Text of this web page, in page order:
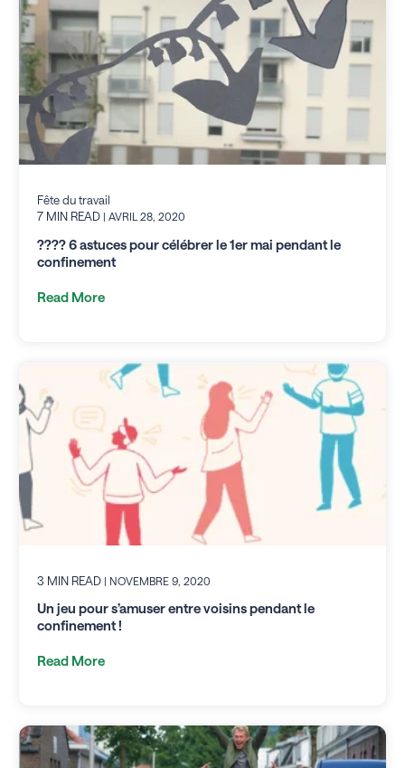
Fête du travail
7 MIN READ | AVRIL 28, 2020
???? 6 astuces pour célébrer le 1er mai pendant le
confinement
Read More
3 MIN READ | NOVEMBRE 9, 2020
Un jeu pour s’amuser entre voisins pendant le
confinement !
Read More